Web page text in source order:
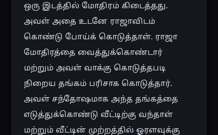
ஒரு இடத்தில் மோதிரம் கிடைத்தது.
அவள் அதை உடனே ராஜாவிடம்
கொண்டு போய்க் கொடுத்தாள். ராஜா
மோதிரத்தை வைத்துக்கொண்டார்
மற்றும் அவள் வாக்கு கொடுத்தபடி
நிறைய தங்கம் பரிசாக கொடுத்தார்.
அவள் சந்தோஷமாக அந்த தங்கத்தை
எடுத்துக்கொண்டு வீட்டிற்கு வந்தாள்
மற்றும் வீட்டின் முற்றத்தில் ஓரளவுக்கு